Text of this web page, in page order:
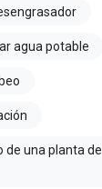
agua potable
de una planta de